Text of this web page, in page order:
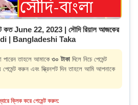
কত June 22, 2023 | সৌদি রিয়াল আজকের
| Bangladeshi Taka
তাহলে আমাকে ৩০ টাকাদিলে নিচে পেমেন্ট
করুন এবং স্ক্রিনশট দিন তাহলে আমি আপনাকে
ক্লিক করে পেমেন্ট করুন: